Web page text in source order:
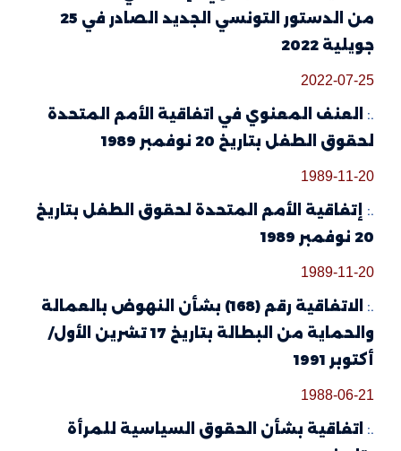
من الدستور التونسي الجديد الصادر في 25
جويلية 2022
2022-07-25
العنف المعنوي في اتفاقية الأمم المتحدة
لحقوق الطفل بتاريخ 20 نوفمبر 1989
1989-11-20
إتفاقية الأمم المتحدة لحقوق الطفل بتاريخ
20 نوفمبر 1989
1989-11-20
الاتفاقية رقم (168) بشأن النهوض بالعمالة
والحماية من البطالة بتاريخ 17 تشرين الأول/
أكتوبر 1991
1988-06-21
اتفاقية بشأن الحقوق السياسية للمرأة